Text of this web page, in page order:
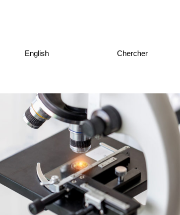
English
Passez
afficher
la
barre
de
recherche
Chercher